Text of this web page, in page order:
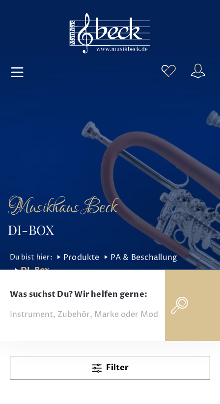
Musikhaus Beck
DI-BOX
Produkte
PA & Beschallung
DI-Box
Was suchst Du? Wir helfen gerne:
Filter